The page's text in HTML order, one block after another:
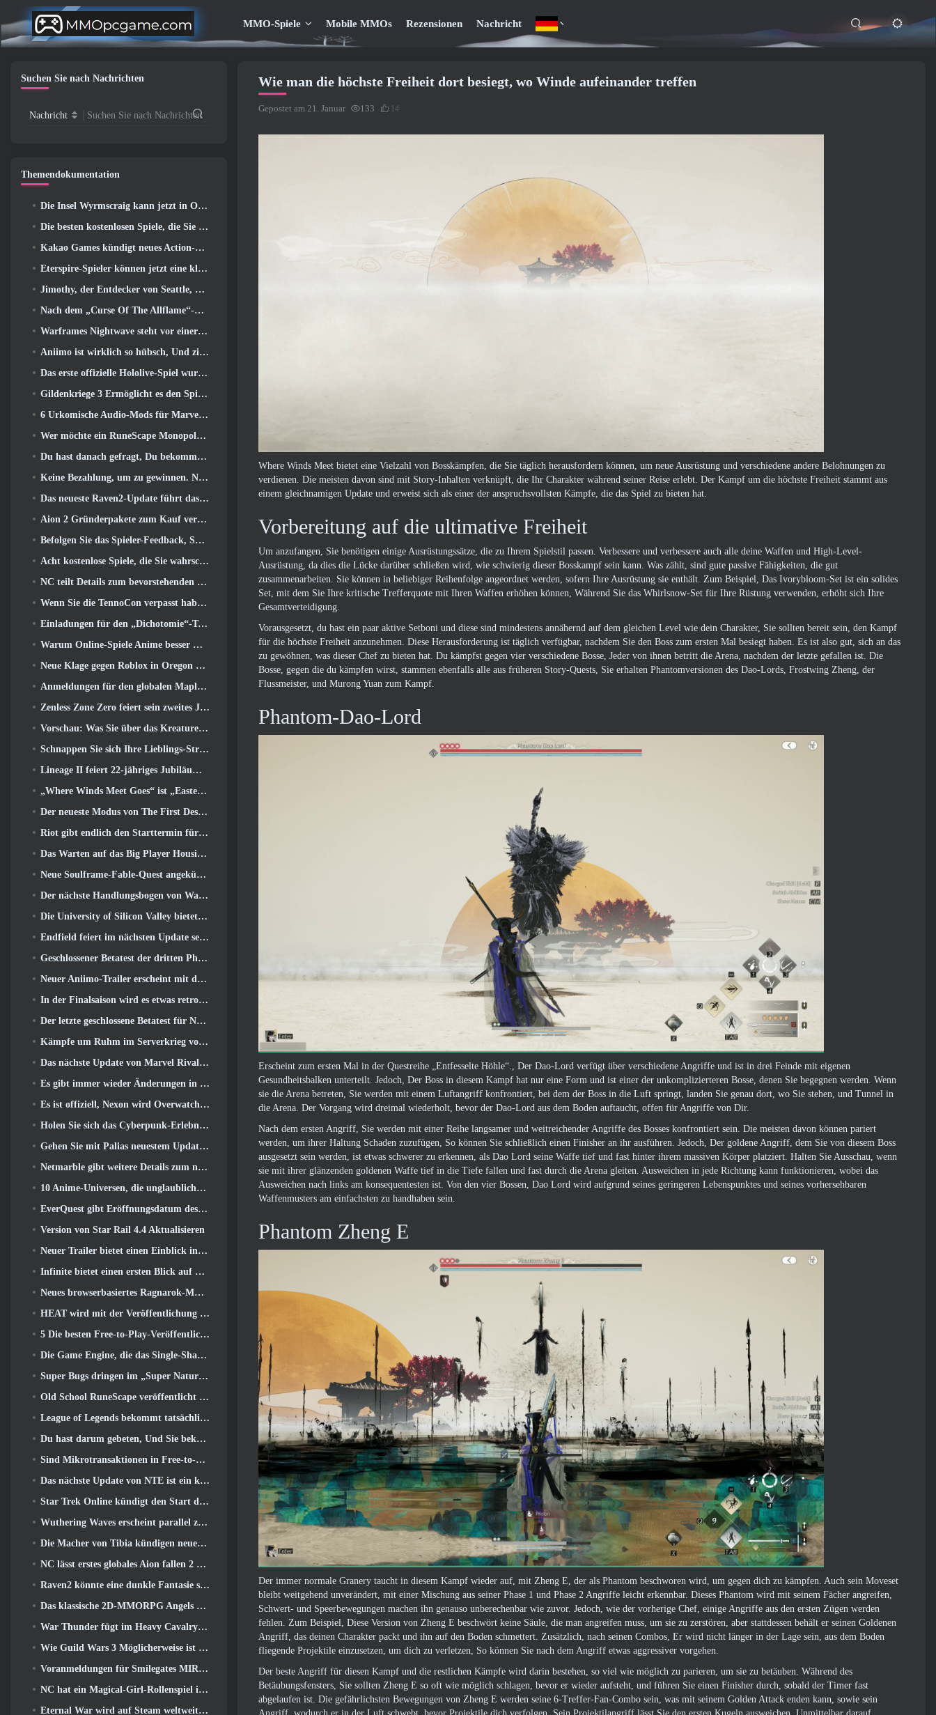
MMO-Spiele Mobile MMOs Rezensionen Nachricht
Wie man die höchste Freiheit dort besiegt, wo Winde aufeinander treffen
Gepostet am 21. Januar 133 14
Where Winds Meet bietet eine Vielzahl von Bosskämpfen, die Sie täglich herausfordern können, um neue Ausrüstung und verschiedene andere Belohnungen zu
verdienen. Die meisten davon sind mit Story-Inhalten verknüpft, die Ihr Charakter während seiner Reise erlebt. Der Kampf um die höchste Freiheit stammt aus
einem gleichnamigen Update und erweist sich als einer der anspruchsvollsten Kämpfe, die das Spiel zu bieten hat.
Vorbereitung auf die ultimative Freiheit
Um anzufangen, Sie benötigen einige Ausrüstungssätze, die zu Ihrem Spielstil passen. Verbessere und verbessere auch alle deine Waffen und High-Level-
Ausrüstung, da dies die Lücke darüber schließen wird, wie schwierig dieser Bosskampf sein kann. Was zählt, sind gute passive Fähigkeiten, die gut
zusammenarbeiten. Sie können in beliebiger Reihenfolge angeordnet werden, sofern Ihre Ausrüstung sie enthält. Zum Beispiel, Das Ivorybloom-Set ist ein solides
Set, mit dem Sie Ihre kritische Trefferquote mit Ihren Waffen erhöhen können, Während Sie das Whirlsnow-Set für Ihre Rüstung verwenden, erhöht sich Ihre
Gesamtverteidigung.
Vorausgesetzt, du hast ein paar aktive Setboni und diese sind mindestens annähernd auf dem gleichen Level wie dein Charakter, Sie sollten bereit sein, den Kampf
für die höchste Freiheit anzunehmen. Diese Herausforderung ist täglich verfügbar, nachdem Sie den Boss zum ersten Mal besiegt haben. Es ist also gut, sich an das
zu gewöhnen, was dieser Chef zu bieten hat. Du kämpfst gegen vier verschiedene Bosse, Jeder von ihnen betritt die Arena, nachdem der letzte gefallen ist. Die
Bosse, gegen die du kämpfen wirst, stammen ebenfalls alle aus früheren Story-Quests, Sie erhalten Phantomversionen des Dao-Lords, Frostwing Zheng, der
Flussmeister, und Murong Yuan zum Kampf.
Phantom-Dao-Lord
Erscheint zum ersten Mal in der Questreihe „Entfesselte Höhle“., Der Dao-Lord verfügt über verschiedene Angriffe und ist in drei Feinde mit eigenen
Gesundheitsbalken unterteilt. Jedoch, Der Boss in diesem Kampf hat nur eine Form und ist einer der unkomplizierteren Bosse, denen Sie begegnen werden. Wenn
sie die Arena betreten, Sie werden mit einem Luftangriff konfrontiert, bei dem der Boss in die Luft springt, landen Sie genau dort, wo Sie stehen, und Tunnel in
die Arena. Der Vorgang wird dreimal wiederholt, bevor der Dao-Lord aus dem Boden auftaucht, offen für Angriffe von Dir.
Nach dem ersten Angriff, Sie werden mit einer Reihe langsamer und weitreichender Angriffe des Bosses konfrontiert sein. Die meisten davon können pariert
werden, um ihrer Haltung Schaden zuzufügen, So können Sie schließlich einen Finisher an ihr ausführen. Jedoch, Der goldene Angriff, dem Sie von diesem Boss
ausgesetzt sein werden, ist etwas schwerer zu erkennen, als Dao Lord seine Waffe tief und fast hinter ihrem massiven Körper platziert. Halten Sie Ausschau, wenn
sie mit ihrer glänzenden goldenen Waffe tief in die Tiefe fallen und fast durch die Arena gleiten. Ausweichen in jede Richtung kann funktionieren, wobei das
Ausweichen nach links am konsequentesten ist. Von den vier Bossen, Dao Lord wird aufgrund seines geringeren Lebenspunktes und seines vorhersehbaren
Waffenmusters am einfachsten zu handhaben sein.
Phantom Zheng E
Der immer normale Granery taucht in diesem Kampf wieder auf, mit Zheng E, der als Phantom beschworen wird, um gegen dich zu kämpfen. Auch sein Moveset
bleibt weitgehend unverändert, mit einer Mischung aus seiner Phase 1 und Phase 2 Angriffe leicht erkennbar. Dieses Phantom wird mit seinem Fächer angreifen,
Schwert- und Speerbewegungen machen ihn genauso unberechenbar wie zuvor. Jedoch, wie der vorherige Chef, einige Angriffe aus den ersten Zügen werden
fehlen. Zum Beispiel, Diese Version von Zheng E beschwört keine Säule, die man angreifen muss, um sie zu zerstören, aber stattdessen behält er seinen Goldenen
Angriff, das deinen Charakter packt und ihn auf den Boden schmettert. Zusätzlich, nach seinen Combos, Er wird nicht länger in der Lage sein, aus dem Boden
fliegende Projektile einzusetzen, um dich zu verletzen, So können Sie nach dem Angriff etwas aggressiver vorgehen.
Der beste Angriff für diesen Kampf und die restlichen Kämpfe wird darin bestehen, so viel wie möglich zu parieren, um sie zu betäuben. Während des
Betäubungsfensters, Sie sollten Zheng E so oft wie möglich schlagen, bevor er wieder aufsteht, und führen Sie einen Finisher durch, sobald der Timer fast
abgelaufen ist. Die gefährlichsten Bewegungen von Zheng E werden seine 6-Treffer-Fan-Combo sein, was mit seinem Golden Attack enden kann, sowie sein
Suchen Sie nach Nachrichten
Nachricht Suchen Sie nach Nachrichten
Themendokumentation
Die Insel Wyrmscraig kann jetzt in Old School RuneScape erkundet werden
Die besten kostenlosen Spiele, die Sie mit Ihrem Team genießen können (2026)
Kakao Games kündigt neues Action-Rollenspiel an, Wächterin
Eterspire-Spieler können jetzt eine kleine Zeitreise unternehmen … als Belohnung
Jimothy, der Entdecker von Seattle, hat Verbindungen zu ArenaNet, Also fügen sie es natürlich zu Guild Wars hinzu 2
Nach dem „Curse Of The Allflame“-Update kündigt Path of Exile mehrere Änderungen an, die auf Feedback basieren
Warframes Nightwave steht vor einer schockierenden Rückkehr
Aniimo ist wirklich so hübsch, Und ziemlich chillig
Das erste offizielle Hololive-Spiel wurde diese Woche veröffentlicht
Gildenkriege 3 Ermöglicht es den Spielern, die Welt von Tyria zu erleben, bevor die Drachenältesten erwachten
6 Urkomische Audio-Mods für Marvel Rivals, die man unbedingt ausprobieren muss
Wer möchte ein RuneScape Monopoly-Spiel?? Weil man unterwegs ist
Du hast danach gefragt, Du bekommst sie. Drachen kommen online nach Albion
Keine Bezahlung, um zu gewinnen. Nur Ragnarok. Origin Classic erscheint im Juli 23
Das neueste Raven2-Update führt das Skill Awakening System ein, Geben Sie den Spielern mehr Möglichkeiten, ihre Fähigkeiten zu verbessern
Aion 2 Gründerpakete zum Kauf verfügbar, Komplett mit fünf Tagen Early Access
Befolgen Sie das Spieler-Feedback, Spieler von League Of Legends Classic müssen nicht für klassische Skins bezahlen
Acht kostenlose Spiele, die Sie wahrscheinlich übersehen haben und die Teil von Steams Train Fest sind
NC teilt Details zum bevorstehenden Early Access von Aion 2 mit
Wenn Sie die TennoCon verpasst haben 2026, Digital Extremes teilt alle Panels
Einladungen für den „Dichotomie“-Test im Silver Palace gehen raus
Warum Online-Spiele Anime besser machen als Anime-Spiele
Neue Klage gegen Roblox in Oregon wegen angeblichem Kinderpflegevorfall eingereicht
Anmeldungen für den globalen MapleStory Classic World Second Closed Test
Zenless Zone Zero feiert sein zweites Jubiläum, indem es Spielern die Wahl zwischen einem kostenlosen S-Rank-Agenten bietet
Vorschau: Was Sie über das Kreaturensammelspiel Honkai von HoYoverse wissen sollten: Link-Seele
Schnappen Sie sich Ihre Lieblings-Strand-Skins, Die Sommerspiele sind zu Overwatch zurückgekehrt
Lineage II feiert 22-jähriges Jubiläum mit einem Vinyl-Album in Collector’s Edition
„Where Winds Meet Goes“ ist „Eastern Steampunk“ in der Version 2.0
Der neueste Modus von The First Descendant vereint schwierige Void-Intercept-Kämpfe und die Tiefen
Riot gibt endlich den Starttermin für den klassischen Modus von League of Legends bekannt
Das Warten auf das Big Player Housing-Update von RuneScape hat ein Ende
Neue Soulframe-Fable-Quest angekündigt
Der nächste Handlungsbogen von Warframe führt Spieler zu einer völlig neuen Sternenkarte, Das Tau-System
Die University of Silicon Valley bietet Stipendien für Gaming an und einige der Anforderungen sind interessant
Endfield feiert im nächsten Update sechs Monate voller Fabriken und Seilrutschen
Geschlossener Betatest der dritten Phase von Of War Thunder Infantry Battles angekündigt
Neuer Aniimo-Trailer erscheint mit der Veröffentlichung des neuesten geschlossenen Betatests
In der Finalsaison wird es etwas retro 11 Aktualisieren
Der letzte geschlossene Betatest für Nexons F2P-Shooter Sudden Attack Zero Point hat heute begonnen
Kämpfe um Ruhm im Serverkrieg von Lineage II
Das nächste Update von Marvel Rivals führt den Kampf zu den Göttern
Es gibt immer wieder Änderungen in RuneScape. Diesmal handelt es sich um Spielerunterkünfte
Es ist offiziell, Nexon wird Overwatch künftig in Südkorea veröffentlichen
Holen Sie sich das Cyberpunk-Erlebnis, Komplett mit Cyberpsychose, Im nächsten Crossover-Event von Apex Legends
Gehen Sie mit Palias neuestem Update an den Strand
Netmarble gibt weitere Details zum nächsten Solo-Leveling-Spiel bekannt, Solo-Leveling: KARMA auf der Anime Expo
10 Anime-Universen, die unglaubliche MMOs ergeben würden
EverQuest gibt Eröffnungsdatum des zweiten bekannt 2026 Zeitlich begrenzter Erweiterungsserver
Version von Star Rail 4.4 Aktualisieren
Neuer Trailer bietet einen Einblick in das Gameplay in Silver Palace
Infinite bietet einen ersten Blick auf den Meerjungfrauen-ähnlichen Helden, der in SS13 erscheint: Nachlicht
Neues browserbasiertes Ragnarok-MMORPG, Ragnarok-Universum angekündigt
HEAT wird mit der Veröffentlichung einer neuen Wüstenkarte heißer
5 Die besten Free-to-Play-Veröffentlichungen von 2025, Lohnt es sich noch, in ihnen zu spielen? 2026?
Die Game Engine, die das Single-Shard-Universum von Eve Online antreibt, ist jetzt Open Source
Super Bugs dringen im „Super Natural“-Update in Super Animal Royale ein
Old School RuneScape veröffentlicht die Großmeisterquest „The Blood Moon Rises“., Eine 20-jährige Questreihe geht zu Ende
League of Legends bekommt tatsächlich einen klassischen Modus
Du hast darum gebeten, Und Sie bekommen es. Gilden sind jetzt in Eterspire verfügbar
Sind Mikrotransaktionen in Free-to-Play-Spielen zu weit gegangen??
Das nächste Update von NTE ist ein kleiner Abstecher in ein Fantasy-Tabletop-Spiel
Star Trek Online kündigt den Start der kommenden „Undiscovered“-Staffel an
Wuthering Waves erscheint parallel zur Xbox-Version 3.5 Aktualisieren
Die Macher von Tibia kündigen neuen Playtest des Old-School-Zombie-MMORPGs an, Online bestehen bleiben
NC lässt erstes globales Aion fallen 2 Entwicklervideo, Details zum Spiel teilen
Raven2 könnte eine dunkle Fantasie sein, Aber das tut dem Sommerspaß keinen Abbruch
Das klassische 2D-MMORPG Angels Online Global startet heute
War Thunder fügt im Heavy Cavalry Update Raketenabwehrraketen und elektronische Unterstützungsmaßnahmen hinzu
Wie Guild Wars 3 Möglicherweise ist es auf der Suche nach Innovationen im MMO-Bereich
Voranmeldungen für Smilegates MIRESI sind jetzt möglich: Unsichtbare Zukunft
NC hat ein Magical-Girl-Rollenspiel im Anime-inspirierten Kunststil der 90er in Arbeit
Eternal War wird auf Steam weltweit verbreitet